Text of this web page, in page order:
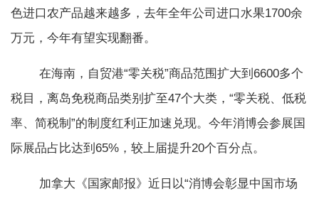
色进口农产品越来越多，去年全年公司进口水果1700余
万元，今年有望实现翻番。
在海南，自贸港“零关税”商品范围扩大到6600多个
税目，离岛免税商品类别扩至47个大类，“零关税、低税
率、简税制”的制度红利正加速兑现。今年消博会参展国
际展品占比达到65%，较上届提升20个百分点。
加拿大《国家邮报》近日以“消博会彰显中国市场